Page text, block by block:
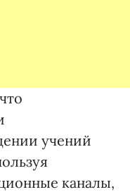
учений
каналы,